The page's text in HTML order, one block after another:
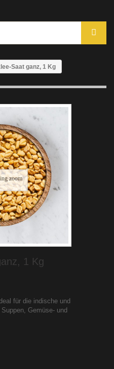
Saat ganz, 1 Kg
zoom
1 Kg
für die indische und
Gemüse- und